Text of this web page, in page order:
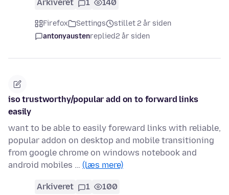
Arkiveret 1 140
Firefox Settings
stillet 2 år siden
antonyaustenreplied2 år siden
iso trustworthy/popular add on to forward links
easily
want to be able to easily foreward links with reliable,
popular addon on desktop and mobile transitioning
from google chrome on windows notebook and
android mobiles … (læs mere)
Arkiveret 1 100